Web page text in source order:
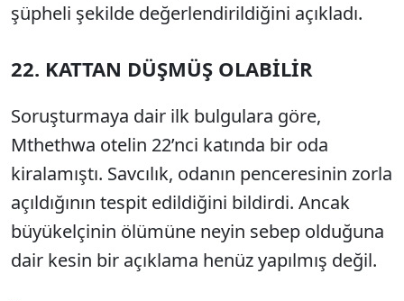
şüpheli şekilde değerlendirildiğini açıkladı.
22. KATTAN DÜŞMÜŞ OLABİLİR
Soruşturmaya dair ilk bulgulara göre,
Mthethwa otelin 22’nci katında bir oda
kiralamıştı. Savcılık, odanın penceresinin zorla
açıldığının tespit edildiğini bildirdi. Ancak
büyükelçinin ölümüne neyin sebep olduğuna
dair kesin bir açıklama henüz yapılmış değil.